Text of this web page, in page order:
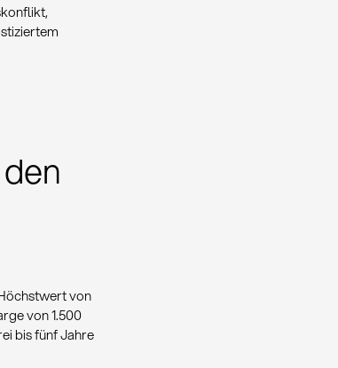
von
von 1.500
bis fünf Jahre